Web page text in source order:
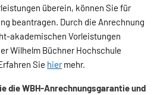
überein, können Sie für
beantragen. Durch die Anrechnung
akademischen Vorleistungen
Wilhelm Büchner Hochschule
Sie hiermehr.
die WBH-Anrechnungsgarantie und